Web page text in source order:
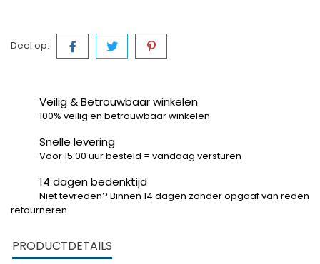
Deel op:
Veilig & Betrouwbaar winkelen
100% veilig en betrouwbaar winkelen
Snelle levering
Voor 15:00 uur besteld = vandaag versturen
14 dagen bedenktijd
Niet tevreden? Binnen 14 dagen zonder opgaaf van reden
retourneren.
PRODUCTDETAILS